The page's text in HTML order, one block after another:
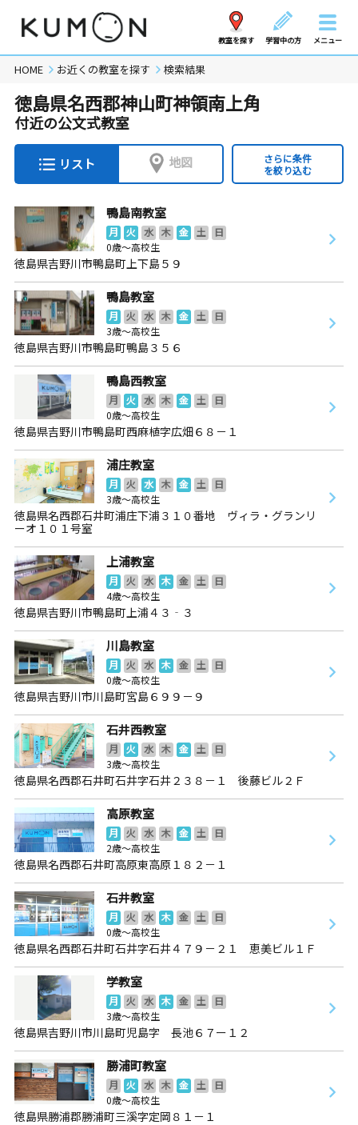
教室を探す 学習中の方 メニュー
HOME お近くの教室を探す 検索結果
徳島県名西郡神山町神領南上角
付近の公文式教室
リスト 地図
さらに条件
を絞り込む
鴨島南教室
月 火 水 木 金 土
日
0歳～高校生
徳島県吉野川市鴨島町上下島５９
鴨島教室
月 火 水 木 金 土
日
3歳～高校生
徳島県吉野川市鴨島町鴨島３５６
鴨島西教室
月 火 水 木 金 土
日
0歳～高校生
徳島県吉野川市鴨島町西麻植字広畑６８－１
浦庄教室
月 火 水 木 金 土
日
3歳～高校生
徳島県名西郡石井町浦庄下浦３１０番地 ヴィラ・グランリ
ーオ１０１号室
上浦教室
月 火 水 木 金 土
日
4歳～高校生
徳島県吉野川市鴨島町上浦４３‐３
川島教室
月 火 水 木 金 土
日
0歳～高校生
徳島県吉野川市川島町宮島６９９－９
石井西教室
月 火 水 木 金 土
日
3歳～高校生
徳島県名西郡石井町石井字石井２３８－１ 後藤ビル２Ｆ
高原教室
月 火 水 木 金 土
日
2歳～高校生
徳島県名西郡石井町高原東高原１８２－１
石井教室
月 火 水 木 金 土
日
0歳～高校生
徳島県名西郡石井町石井字石井４７９－２１ 恵美ビル１Ｆ
学教室
月 火 水 木 金 土
日
3歳～高校生
徳島県吉野川市川島町児島字 長池６７ー１２
勝浦町教室
月 火 水 木 金 土
日
0歳～高校生
徳島県勝浦郡勝浦町三溪字定岡８１－１